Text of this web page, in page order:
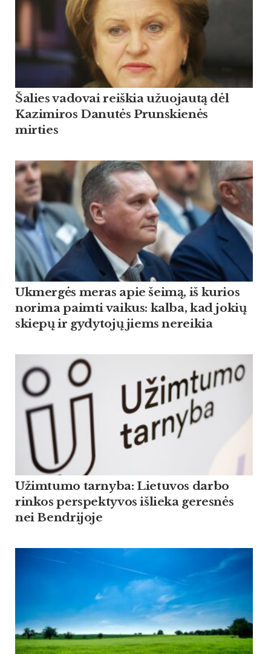
Šalies vadovai reiškia užuojautą dėl
Kazimiros Danutės Prunskienės
mirties
Ukmergės meras apie šeimą, iš kurios
norima paimti vaikus: kalba, kad jokių
skiepų ir gydytojų jiems nereikia
Užimtumo tarnyba: Lietuvos darbo
rinkos perspektyvos išlieka geresnės
nei Bendrijoje